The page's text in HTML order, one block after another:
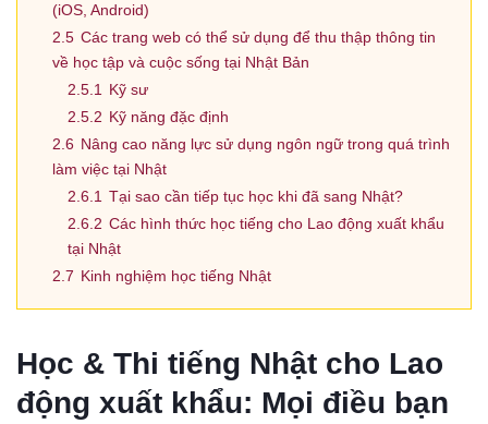
(iOS, Android)
2.5 Các trang web có thể sử dụng để thu thập thông tin
về học tập và cuộc sống tại Nhật Bản
2.5.1
Kỹ sư
2.5.2 Kỹ năng đặc định
2.6 Nâng cao năng lực sử dụng ngôn ngữ trong quá trình
làm việc tại Nhật
2.6.1 Tại sao cần tiếp tục học khi đã sang Nhật?
2.6.2 Các hình thức học tiếng cho Lao động xuất khẩu
tại Nhật
2.7 Kinh nghiệm học tiếng Nhật
Học & Thi tiếng Nhật cho Lao
động xuất khẩu: Mọi điều bạn